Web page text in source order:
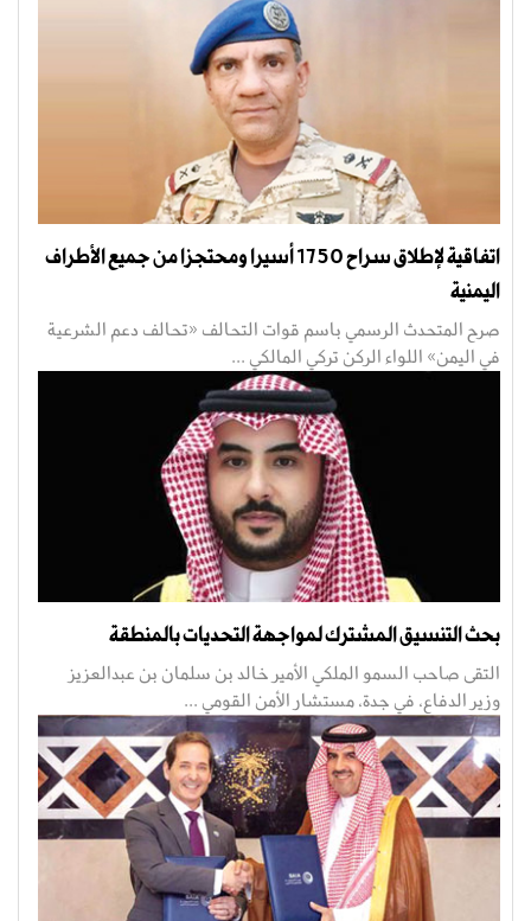
اتفاقية لإطلاق سراح 1750 أسيرا ومحتجزا من جميع الأطراف
اليمنية
صرح المتحدث الرسمي باسم قوات التحالف «تحالف دعم الشرعية
في اليمن» اللواء الركن تركي المالكي ...
بحث التنسيق المشترك لمواجهة التحديات بالمنطقة
التقى صاحب السمو الملكي الأمير خالد بن سلمان بن عبدالعزيز
وزير الدفاع، في جدة، مستشار الأمن القومي ...